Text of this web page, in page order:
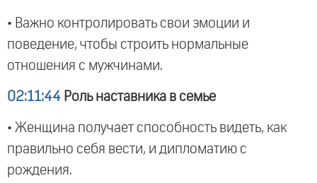
• Важно контролировать свои эмоции и
поведение, чтобы строить нормальные
отношения с мужчинами.
02:11:44 Роль наставника в семье
• Женщина получает способность видеть, как
правильно себя вести, и дипломатию с
рождения.